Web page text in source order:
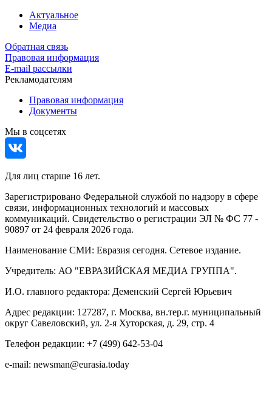
Актуальное
Медиа
Обратная связь
Правовая информация
E-mail рассылки
Рекламодателям
Правовая информация
Документы
Мы в соцсетях
Для лиц старше 16 лет.
Зарегистрировано Федеральной службой по надзору в сфере
связи, информационных технологий и массовых
коммуникаций. Свидетельство о регистрации ЭЛ № ФС 77 -
90897 от 24 февраля 2026 года.
Наименование СМИ: Евразия сегодня. Сетевое издание.
Учредитель: АО "ЕВРАЗИЙСКАЯ МЕДИА ГРУППА".
И.О. главного редактора: Деменский Сергей Юрьевич
Адрес редакции: 127287, г. Москва, вн.тер.г. муниципальный
округ Савеловский, ул. 2-я Хуторская, д. 29, стр. 4
Телефон редакции: +7 (499) 642-53-04
e-mail: newsman@eurasia.today